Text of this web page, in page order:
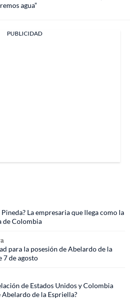
agua”
PUBLICIDAD
La empresaria que llega como la
de Colombia
para la posesión de Abelardo de la
7 de agosto
de Estados Unidos y Colombia
de la Espriella?